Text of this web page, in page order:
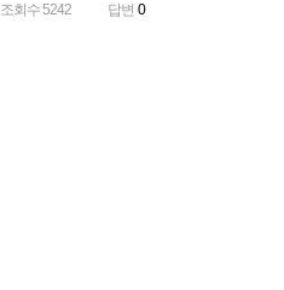
조회수 5242 답변 0